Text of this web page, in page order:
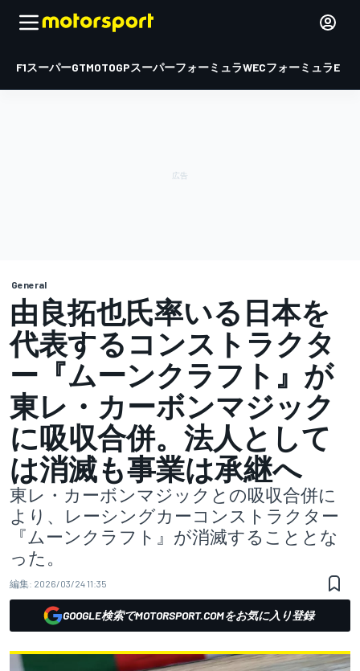
F1スーパーGTMOTOGPスーパーフォーミュラWECフォーミュラE
General
由良拓也氏率いる日本を
代表するコンストラクタ
ー『ムーンクラフト』が
東レ・カーボンマジック
に吸収合併。法人として
は消滅も事業は承継へ
東レ・カーボンマジックとの吸収合併に
より、レーシングカーコンストラクター
『ムーンクラフト』が消滅することとな
った。
編集: 2026/03/24 11:35
GOOGLE検索でMOTORSPORT.COMをお気に入り登録